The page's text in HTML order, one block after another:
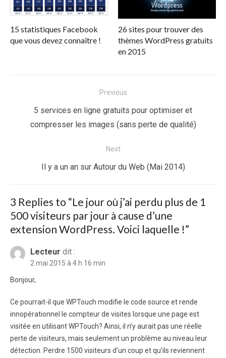
15 statistiques Facebook
que vous devez connaître !
26 sites pour trouver des
thèmes WordPress gratuits
en 2015
l’article
Previous
Previous
post:
5 services en ligne gratuits pour optimiser et
compresser les images (sans perte de qualité)
Next
Next
Il y a un an sur Autour du Web (Mai 2014)
3 Replies to “Le jour où j’ai perdu plus de 1
500 visiteurs par jour à cause d’une
extension WordPress. Voici laquelle !”
Lecteur dit :
2 mai 2015 à 4 h 16 min
Bonjour,
Ce pourrait-il que WPTouch modifie le code source et rende
innopérationnel le compteur de visites lorsque une page est
visitée en utilisant WPTouch? Ainsi, il n’y aurait pas une réelle
perte de visiteurs, mais seulement un problème au niveau leur
détection. Perdre 1500 visiteurs d’un coup et qu’ils reviennent